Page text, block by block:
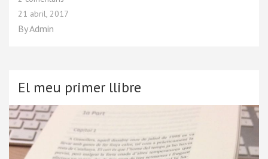
21 abril, 2017
ByAdmin
El meu primer llibre